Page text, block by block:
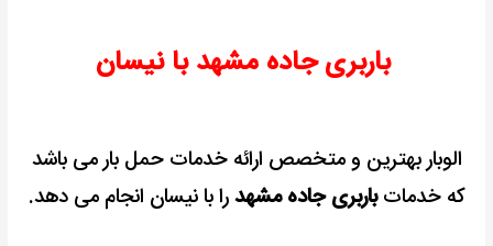
باربری جاده مشهد با نیسان
الوبار بهترین و متخصص ارائه خدمات حمل بار می باشد
که خدماتباربری جاده مشهدرا با نیسان انجام می دهد.